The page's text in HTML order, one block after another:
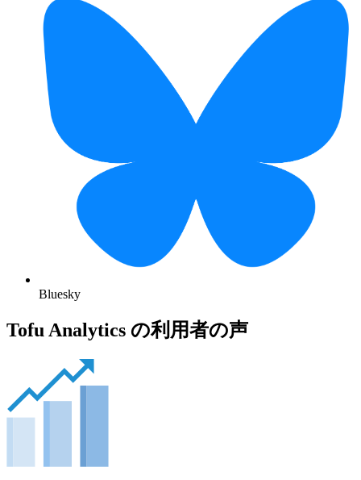
Bluesky
Tofu Analytics の利用者の声